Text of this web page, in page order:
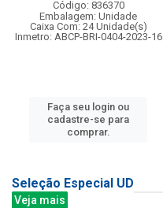
Código: 836370
Embalagem: Unidade
Caixa Com: 24 Unidade(s)
Inmetro: ABCP-BRI-0404-2023-16
Faça seu login ou
cadastre-se para
comprar.
Seleção Especial UD
Veja mais